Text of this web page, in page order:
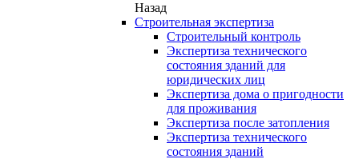
Назад
Строительная экспертиза
Строительный контроль
Экспертиза технического
состояния зданий для
юридических лиц
Экспертиза дома о пригодности
для проживания
Экспертиза после затопления
Экспертиза технического
состояния зданий